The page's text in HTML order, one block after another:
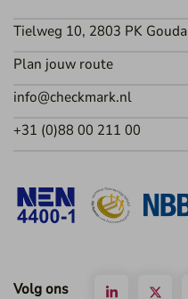
Tielweg 10, 2803 PK Gouda
Plan jouw route
info@checkmark.nl
+31 (0)88 00 211 00
Volg ons